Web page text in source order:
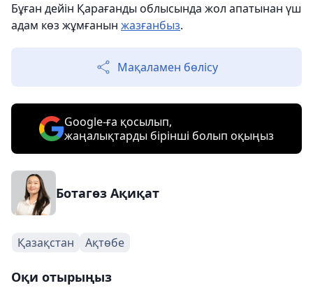
Бұған дейін Қарағанды облысында жол апатынан үш
адам көз жұмғанын жазғанбыз.
Мақаламен бөлісу
Google-ға қосылып,
жаңалықтарды бірінші болып оқыңыз
Ботагөз Ақиқат
Қазақстан Ақтөбе
Оқи отырыңыз